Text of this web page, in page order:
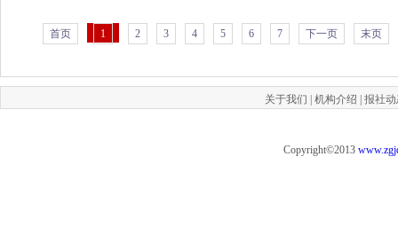
首页 1 2 3 4 5 6 7 下一页 末页
关于我们 机构介绍 报社
Copyright©2013